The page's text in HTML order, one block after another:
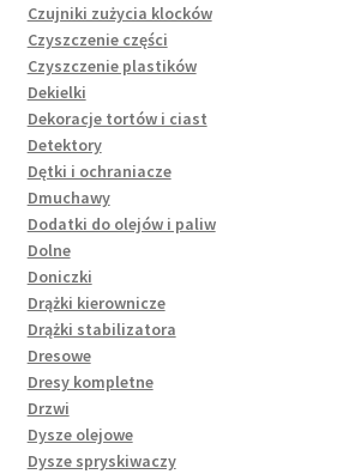
Czujniki zużycia klocków
Czyszczenie części
Czyszczenie plastików
Dekielki
Dekoracje tortów i ciast
Detektory
Dętki i ochraniacze
Dmuchawy
Dodatki do olejów i paliw
Dolne
Doniczki
Drążki kierownicze
Drążki stabilizatora
Dresowe
Dresy kompletne
Drzwi
Dysze olejowe
Dysze spryskiwaczy